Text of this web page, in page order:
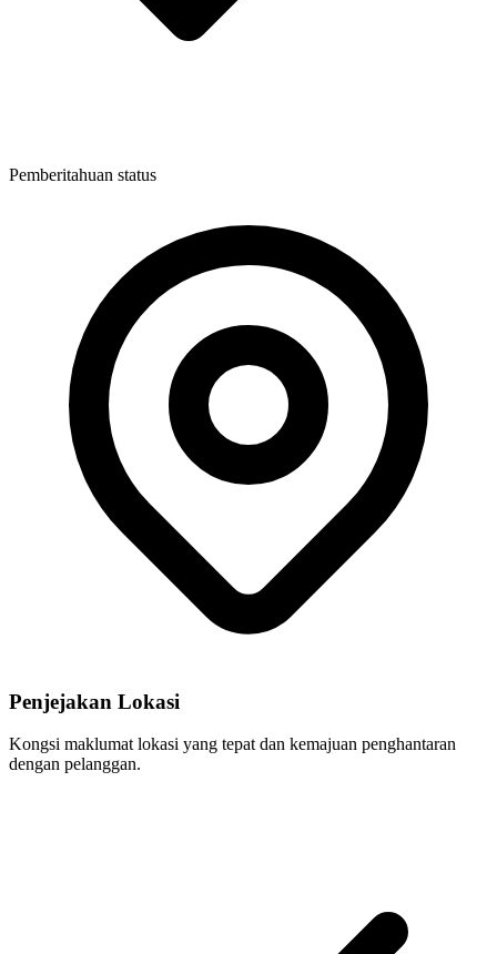
Pemberitahuan status
Penjejakan Lokasi
Kongsi maklumat lokasi yang tepat dan kemajuan penghantaran
dengan pelanggan.